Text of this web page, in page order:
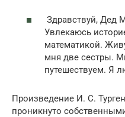
Здравствуй, Дед
Увлекаюсь
математикой.
мня две сестры.
путешествуем. Я
Произведение И. С.
проникнуто